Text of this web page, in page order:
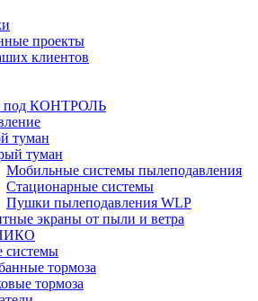
проекты
клиентов
под КОНТРОЛЬ
туман
туман
Мобильные системы пылеподавления
Стационарные системы
Пушки пылеподавления WLP
экраны от пыли и ветра
системы
тормоза
тормоза